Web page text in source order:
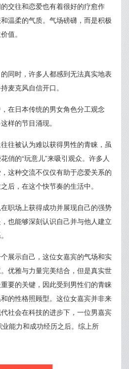
交往和恋爱也有着很好的疗愈作
温柔的气质。气场磅礴，而是积极
值。
同时，许多人都感到无法真实地表
麦克风自信开口。
在日本传统的男女角色分工观念
样的节目涌现。
往被认为难以获得男性的青睐，虽
俏的“玩意儿”来吸引观众。许多人
这种交流不仅仅有助于恋爱关系的
后，在这个快节奏的生活中。
职场上获得成功并展现自己的强势
也能够深刻认识自己并与他人建立
展示自己，这位女嘉宾的气场和实
优雅与力量完美结合，但是真实世
要的关键，因此受到男性们的青睐
的性格照顾型。这位女嘉宾并非来
社会在科技的进步下，一位男嘉宾
能力和成功经历之后。综上所